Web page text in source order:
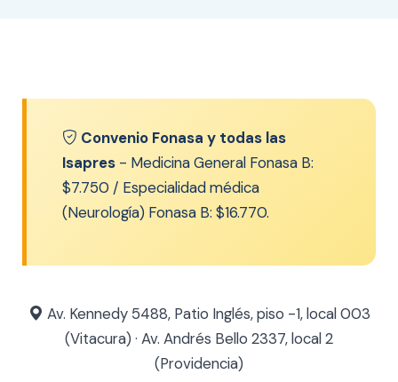
Convenio Fonasa y todas las
Isapres - Medicina General Fonasa B:
$7.750 / Especialidad médica
(Neurología) Fonasa B: $16.770.
Av. Kennedy 5488, Patio Inglés, piso -1, local 003
(Vitacura) · Av. Andrés Bello 2337, local 2
(Providencia)